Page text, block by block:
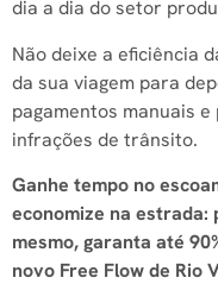
dia a dia do setor
Não deixe a eficiência
da sua viagem para
pagamentos manuais
infrações de trânsito.
Ganhe tempo no
economize na estrada:
mesmo, garanta até
novo Free Flow de Rio